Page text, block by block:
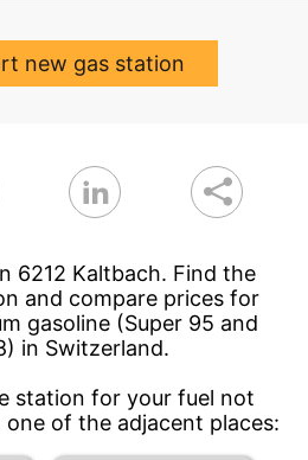
new gas station
6212 Kaltbach. Find the
and compare prices for
gasoline (Super 95 and
in Switzerland.
station for your fuel not
one of the adjacent places: